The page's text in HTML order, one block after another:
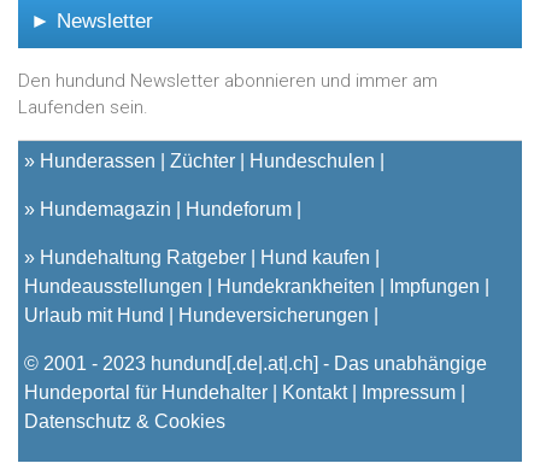
► Newsletter
Den hundund Newsletter abonnieren und immer am
Laufenden sein.
» Hunderassen Züchter Hundeschulen
» Hundemagazin Hundeforum
» Hundehaltung Ratgeber
Hund kaufen
Hundeausstellungen
Hundekrankheiten
Impfungen
Urlaub mit Hund
Hundeversicherungen
© 2001 - 2023 hundund [.de|.at|.ch] - Das unabhängige
Hundeportal für Hundehalter |
Kontakt| Impressum
Datenschutz & Cookies